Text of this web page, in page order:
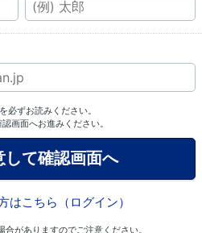
を必ずお読みください。
画面へお進みください。
はこちら（ログイン）
がありますのでご注意ください。